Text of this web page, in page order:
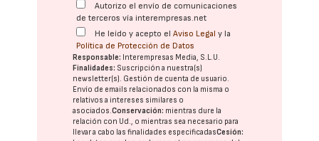
Autorizo el envío de comunicaciones
de terceros vía interempresas.net
He leído y acepto elAviso Legal y la
Política de Protección de Datos
Responsable: Interempresas Media, S.L.U.
Finalidades: Suscripción a nuestra(s)
newsletter(s). Gestión de cuenta de usuario.
Envío de emails relacionados con la misma o
relativos a intereses similares o
asociados.Conservación: mientras dure la
relación con Ud., o mientras sea necesario para
llevar a cabo las finalidades especificadasCesión: